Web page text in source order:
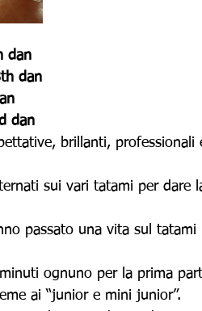
dan
dan
dan
brillanti, professionali
sui vari tatami per dare
passato una vita sul
ognuno per la prima
ai “junior e mini junior”.